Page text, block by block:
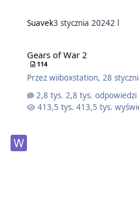
Suavek3 stycznia 20242 l
Gears of War 2
114
Przez wiiboxstation, 28
2,8 tys. odpowiedzi
413,5 tys.